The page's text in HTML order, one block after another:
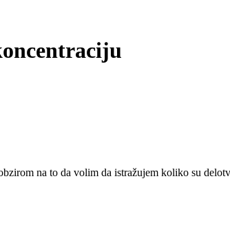
na to da volim da istražujem koliko su